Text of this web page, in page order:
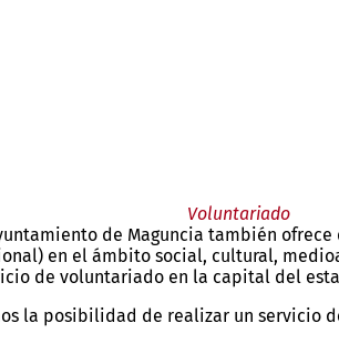
Voluntariado
de Maguncia también
en el ámbito social, cultural,
de voluntariado en la capital del
la posibilidad de realizar un servicio